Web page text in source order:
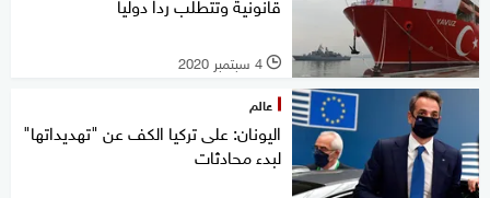
l 4 سبتمبر 2020
عالم
اليونان: على تركيا الكف عن "تهديداتها"
لبدء محادثات